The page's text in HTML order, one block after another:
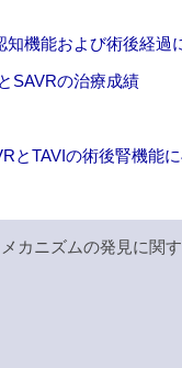
知機能および術後経過
SAVRの治療成績
とTAVIの術後腎機能
カニズムの発見に関